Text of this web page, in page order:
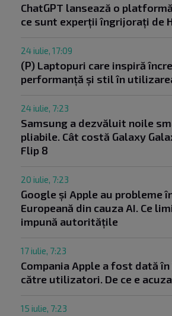
ChatGPT lansează o
ce sunt experții îngrijorați de
24 iulie, 17:09
(P) Laptopuri care inspiră
performanță și stil în
24 iulie, 7:23
Samsung a dezvăluit noile
pliabile. Cât costă Galaxy
Flip 8
20 iulie, 7:23
Google și Apple au probleme
Europeană din cauza AI. Ce
impună autoritățile
17 iulie, 7:23
Compania Apple a fost dată
către utilizatori. De ce e
15 iulie, 7:23